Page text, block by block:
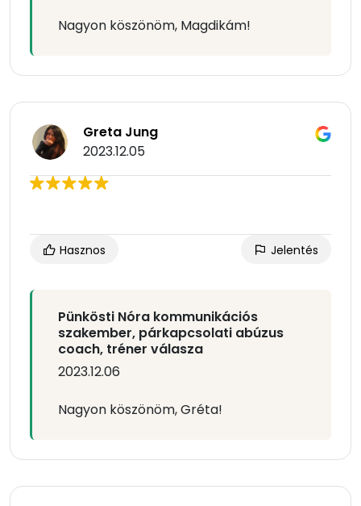
Nagyon köszönöm, Magdikám!
Greta Jung
2023.12.05
Hasznos Jelentés
Pünkösti Nóra kommunikációs
szakember, párkapcsolati abúzus
coach, tréner válasza
2023.12.06
Nagyon köszönöm, Gréta!